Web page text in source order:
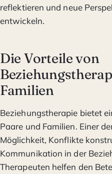
reflektieren und neue
entwickeln.
Die Vorteile von
Familien
Beziehungstherapie bietet
Paare und Familien. Einer
Möglichkeit, Konflikte
Kommunikation in der
Therapeuten helfen den